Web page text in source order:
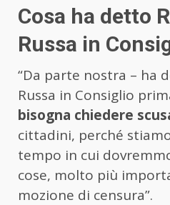
Cosa ha detto
Russa in
“Da parte nostra – ha
Russa in Consiglio
bisogna chiedere
cittadini, perché
tempo in cui
cose, molto più
mozione di censura”.